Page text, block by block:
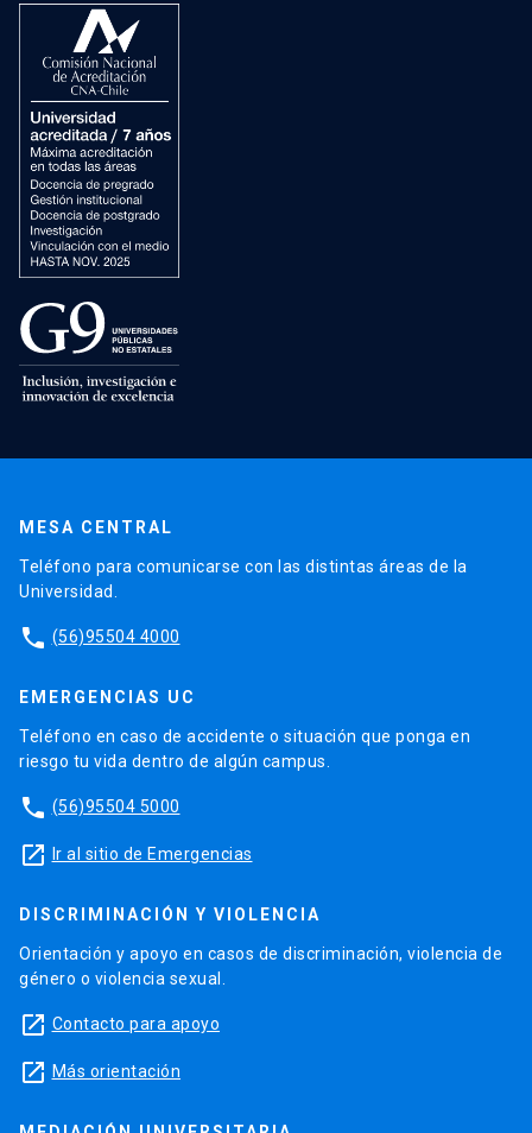
MESA CENTRAL
Teléfono para comunicarse con las distintas áreas de la
Universidad.
phone (56)95504 4000
EMERGENCIAS UC
Teléfono en caso de accidente o situación que ponga en
riesgo tu vida dentro de algún campus.
phone (56)95504 5000
launch Ir al sitio de Emergencias
DISCRIMINACIÓN Y VIOLENCIA
Orientación y apoyo en casos de discriminación, violencia de
género o violencia sexual.
launch Contacto para apoyo
launch Más orientación